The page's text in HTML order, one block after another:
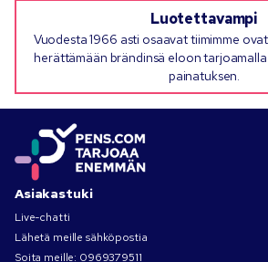
Luotettavampi
Vuodesta 1966 asti osaavat tiimimme
herättämään brändinsä eloon
painatuksen.
Asiakastuki
Live-chatti
Lähetä meille sähköpostia
Soita meille: 0969379511